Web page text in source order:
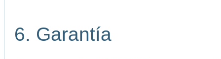
6. Garantía